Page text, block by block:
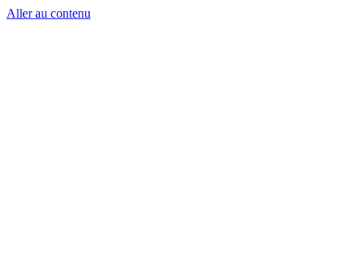
Aller au contenu